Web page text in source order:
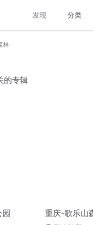
发现 分类
林
的专辑
园 重庆-歌乐山